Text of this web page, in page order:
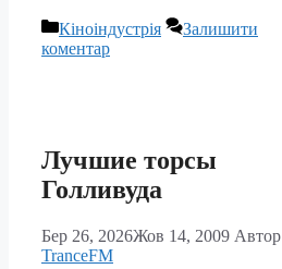
Категорії
Кіноіндустрія
Залишити
коментар
Лучшие торсы
Голливуда
Бер 26, 2026Жов 14, 2009 Автор
TranceFM